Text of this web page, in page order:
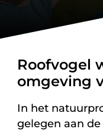
Roofvogel
omgeving
In het
gelegen aan